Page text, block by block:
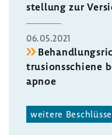
stel­lung zur
06.05.2021
tru­si­ons­schiene
apnoe
weitere Beschlüsse